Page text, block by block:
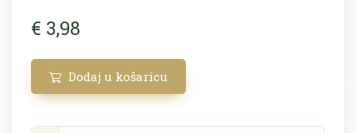
€ 3,98
Dodaj u košaricu